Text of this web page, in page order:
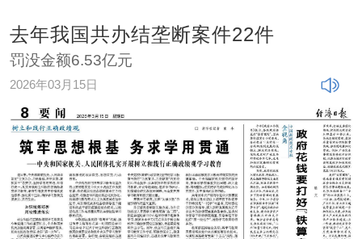
去年我国共办结垄断案件22件
罚没金额6.53亿元
2026年03月15日